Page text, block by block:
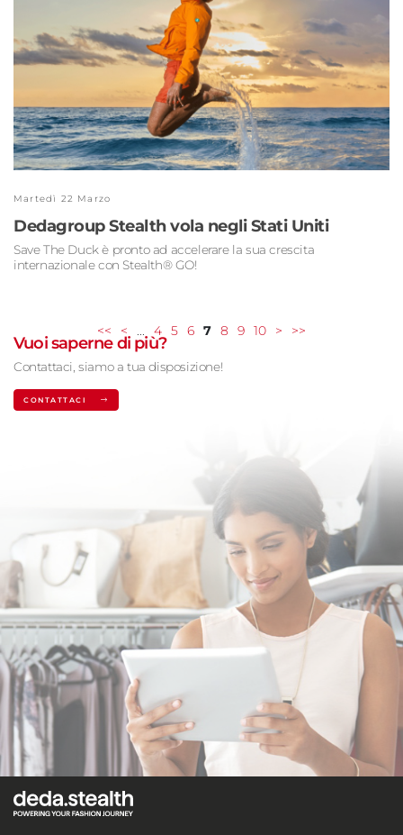
Martedì 22 Marzo
Dedagroup Stealth vola negli Stati Uniti
Save The Duck è pronto ad accelerare la sua crescita
internazionale con Stealth® GO!
<< < ... 4 5 6 7 8 9 10 > >>
Vuoi saperne di più?
Contattaci, siamo a tua disposizione!
CONTATTACI